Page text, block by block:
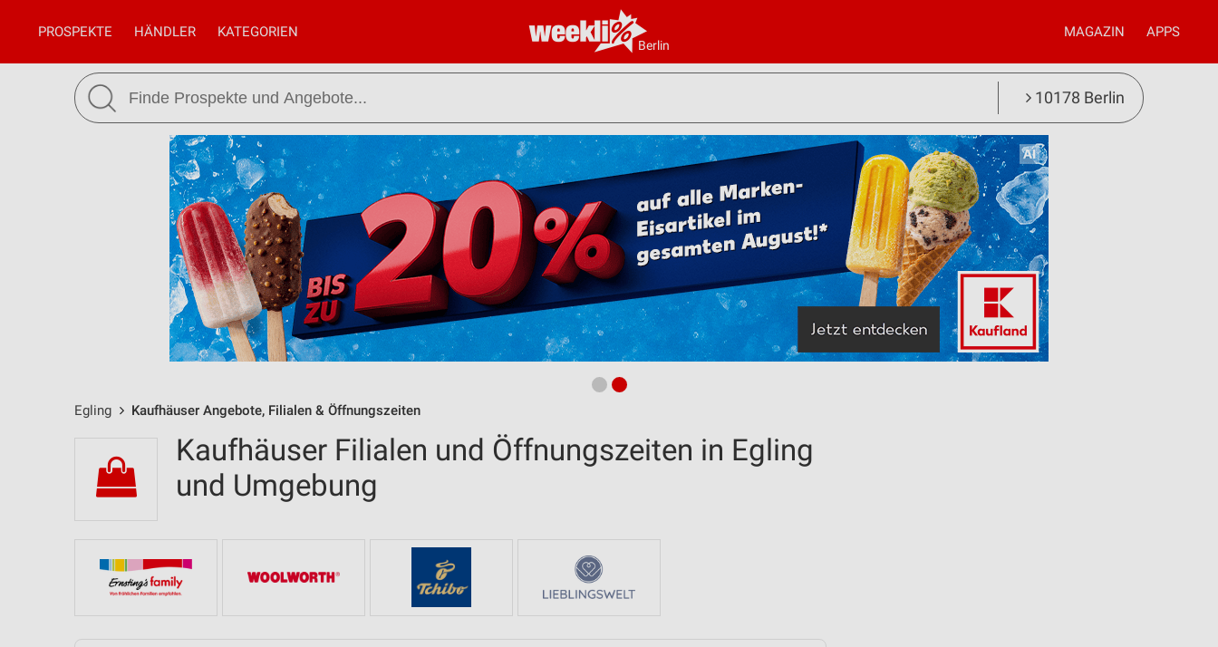
Berlin
PROSPEKTE HÄNDLER KATEGORIEN MAGAZIN APPS
10178 Berlin
Egling Kaufhäuser Angebote, Filialen & Öffnungszeiten
Kaufhäuser Filialen und Öffnungszeiten in Egling
und Umgebung